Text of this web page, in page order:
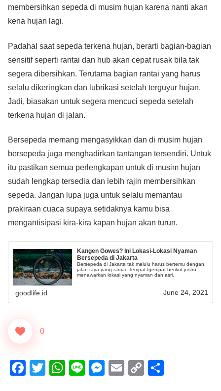
membersihkan sepeda di musim hujan karena nanti akan
kena hujan lagi.
Padahal saat sepeda terkena hujan, berarti bagian-bagian
sensitif seperti rantai dan hub akan cepat rusak bila tak
segera dibersihkan. Terutama bagian rantai yang harus
selalu dikeringkan dan lubrikasi setelah terguyur hujan.
Jadi, biasakan untuk segera mencuci sepeda setelah
terkena hujan di jalan.
Bersepeda memang mengasyikkan dan di musim hujan
bersepeda juga menghadirkan tantangan tersendiri. Untuk
itu pastikan semua perlengkapan untuk di musim hujan
sudah lengkap tersedia dan lebih rajin membersihkan
sepeda. Jangan lupa juga untuk selalu memantau
prakiraan cuaca supaya setidaknya kamu bisa
mengantisipasi kira-kira kapan hujan akan turun.
Kangen Gowes? Ini Lokasi-Lokasi Nyaman
Bersepeda di Jakarta
Bersepeda di Jakarta tak melulu harus bertemu dengan
jalan raya yang ramai. Tempat-tgempat berikut justru
menawarkan lokasi yang nyaman dan asri.
goodlife.id June 24, 2021
0
F
T
W
Li
M
E
C